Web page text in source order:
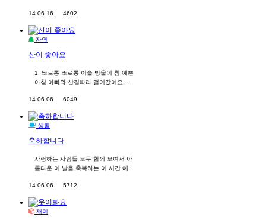
14.06.16. 4602
자연
산이 좋아요
1. 또로롱 또로롱 이슬 방울이 참 예쁜
아침 아빠와 산길따라 걸어갔어요 ...
14.06.06. 6049
생활
축하합니다
사랑하는 사람들 모두 함께 모여서 아
름다운 이 날을 축복하는 이 시간 예...
14.06.06. 5712
재미